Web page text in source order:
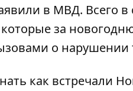
в МВД. Всего в
за
о
как встречали